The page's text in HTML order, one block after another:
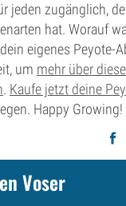
jeden zugänglich,
hat. Worauf
eigenes Peyote-
um mehr über
. Kaufe jetzt deine
Happy Growing!
Voser